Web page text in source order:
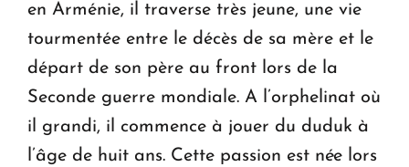
en Arménie, il traverse très jeune, une vie
tourmentée entre le décès de sa mère et le
départ de son père au front lors de la
Seconde guerre mondiale. A l’orphelinat où
il grandi, il commence à jouer du duduk à
l’âge de huit ans. Cette passion est née lors